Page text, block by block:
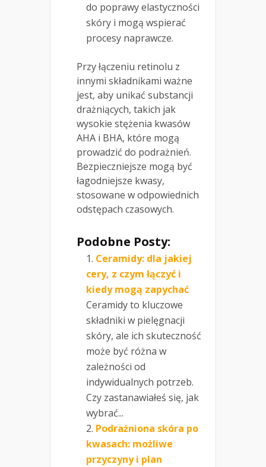
do poprawy elastyczności
skóry i mogą wspierać
procesy naprawcze.
Przy łączeniu retinolu z
innymi składnikami ważne
jest, aby unikać substancji
drażniących, takich jak
wysokie stężenia kwasów
AHA i BHA, które mogą
prowadzić do podrażnień.
Bezpieczniejsze mogą być
łagodniejsze kwasy,
stosowane w odpowiednich
odstępach czasowych.
Podobne Posty:
Ceramidy: dla jakiej
cery, z czym łączyć i
kiedy mogą zapychać
Ceramidy to kluczowe
składniki w pielęgnacji
skóry, ale ich skuteczność
może być różna w
zależności od
indywidualnych potrzeb.
Czy zastanawiałeś się, jak
wybrać...
Podrażniona skóra po
kwasach: możliwe
przyczyny i plan